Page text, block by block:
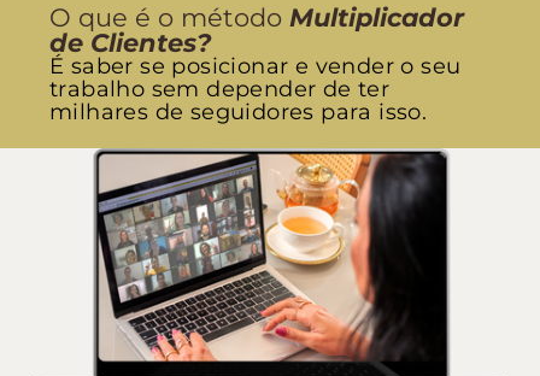
O que é o método Multiplicador
de Clientes?
É saber se posicionar e vender o seu
trabalho sem depender de ter
milhares de seguidores para isso.